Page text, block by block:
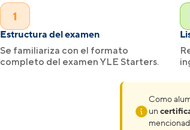
1
Estructura del examen
Se familiariza con el formato
completo del examen YLE Starters.
Como
un